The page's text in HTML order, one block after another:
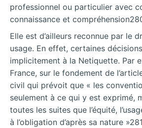
professionnel ou particulier avec
connaissance et
Elle est d’ailleurs reconnue par le
usage. En effet, certaines
implicitement à la Netiquette. Par
France, sur le fondement de
civil qui prévoit que « les
seulement à ce qui y est exprimé,
toutes les suites que l’équité,
à l’obligation d’après sa nature